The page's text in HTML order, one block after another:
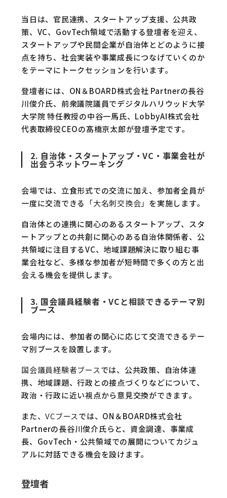
当日は、官民連携、スタートアップ支援、公共政
策、VC、GovTech領域で活動する登壇者を迎え、
スタートアップや民間企業が自治体とどのように接
点を持ち、社会実装や事業成長につなげていくのか
をテーマにトークセッションを行います。
登壇者には、ON＆BOARD株式会社 Partnerの長谷
川俊介氏、前衆議院議員でデジタルハリウッド大学
大学院 特任教授の中谷一馬氏、LobbyAI株式会社
代表取締役CEOの髙橋京太郎が登壇予定です。
2. 自治体・スタートアップ・VC・事業会社が
出会うネットワーキング
会場では、立食形式での交流に加え、参加者全員が
一度に交流できる 「大名刺交換会」 を実施します。
自治体との連携に関心のあるスタートアップ、スタ
ートアップとの共創に関心のある自治体関係者、公
共領域に注目するVC、地域課題解決に取り組む事
業会社など、多様な参加者が短時間で多くの方と出
会える機会を提供します。
3. 国会議員経験者・VCと相談できるテーマ別
ブース
会場内には、参加者の関心に応じて交流できるテー
マ別ブースを設置します。
国会議員経験者ブースでは、公共政策、自治体連
携、地域課題、行政との接点づくりなどについて、
政治・行政に近い視点から意見交換ができます。
また、VCブースでは、ON＆BOARD株式会社
Partnerの長谷川俊介氏らと、資金調達、事業成
長、GovTech・公共領域での展開についてカジュ
アルに対話できる機会を設けます。
登壇者